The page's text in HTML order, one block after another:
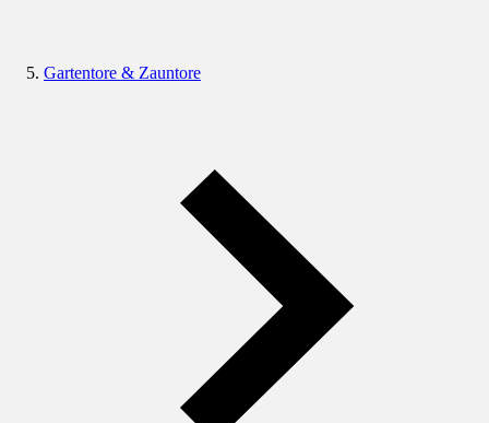
Gartentore & Zauntore